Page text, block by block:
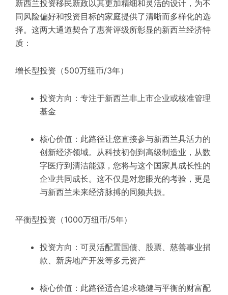
新西兰投资移民新政以其更加精细和灵活的设计，为不
同风险偏好和投资目标的家庭提供了清晰而多样化的选
择。这两大通道契合了惠誉评级所彰显的新西兰经济特
质：
增长型投资（500万纽币/3年）
投资方向：专注于新西兰非上市企业或核准管理
基金
核心价值：此路径让您直接参与新西兰具活力的
创新经济领域。从科技初创到高级制造业，从数
字医疗到清洁能源，您将与这个国家具成长性的
企业共同成长。这不仅是对您眼光的考验，更是
与新西兰未来经济脉搏的同频共振。
平衡型投资（1000万纽币/5年）
投资方向：可灵活配置国债、股票、慈善事业捐
款、新房地产开发等多元资产
核心价值：此路径适合追求稳健与平衡的财富配